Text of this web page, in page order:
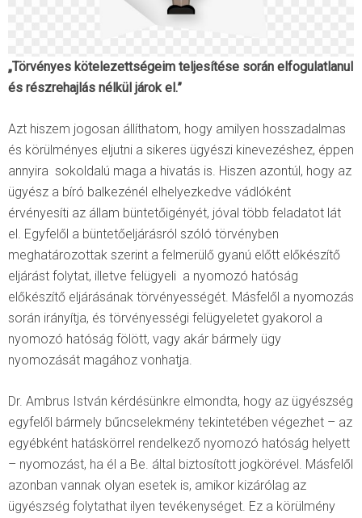
„Törvényes kötelezettségeim teljesítése során elfogulatlanul
és részrehajlás nélkül járok el.”
Azt hiszem jogosan állíthatom, hogy amilyen hosszadalmas
és körülményes eljutni a sikeres ügyészi kinevezéshez, éppen
annyira sokoldalú maga a hivatás is. Hiszen azontúl, hogy az
ügyész a bíró balkezénél elhelyezkedve vádlóként
érvényesíti az állam büntetőigényét, jóval több feladatot lát
el. Egyfelől a büntetőeljárásról szóló törvényben
meghatározottak szerint a felmerülő gyanú előtt előkészítő
eljárást folytat, illetve felügyeli a nyomozó hatóság
előkészítő eljárásának törvényességét. Másfelől a nyomozás
során irányítja, és törvényességi felügyeletet gyakorol a
nyomozó hatóság fölött, vagy akár bármely ügy
nyomozását magához vonhatja.
Dr. Ambrus István kérdésünkre elmondta, hogy az ügyészség
egyfelől bármely bűncselekmény tekintetében végezhet – az
egyébként hatáskörrel rendelkező nyomozó hatóság helyett
– nyomozást, ha él a Be. által biztosított jogkörével. Másfelől
azonban vannak olyan esetek is, amikor kizárólag az
ügyészség folytathat ilyen tevékenységet. Ez a körülmény